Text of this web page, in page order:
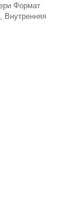
Формат
Внутренняя